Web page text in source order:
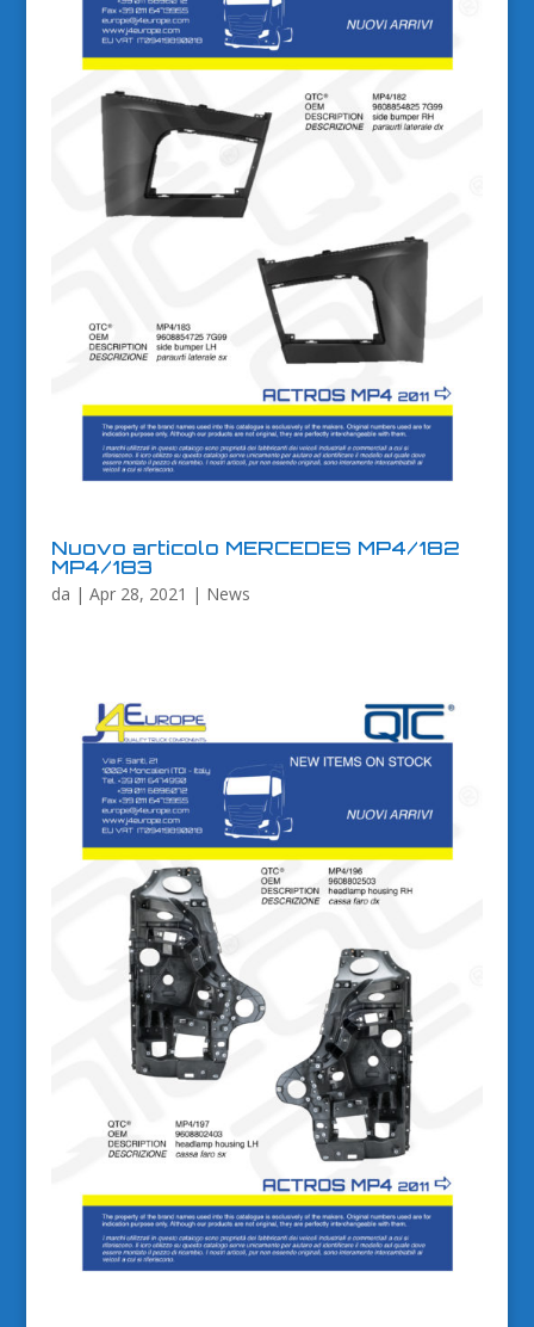
Nuovo articolo MERCEDES MP4/182
MP4/183
da | Apr 28, 2021 | News